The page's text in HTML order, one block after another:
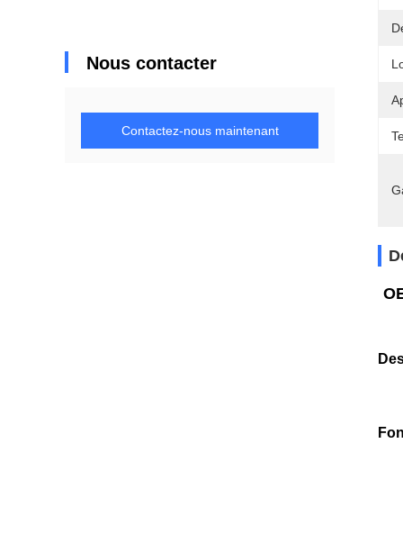
Nous contacter
Contactez-nous maintenant